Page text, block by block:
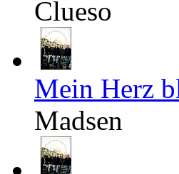
Clueso
Mein Herz
Madsen